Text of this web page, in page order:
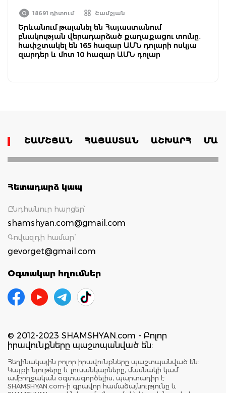
18691 դիտում Շամշյան
Երևանում թալանել են Հայաստանում
բնակության վերադարձած քաղաքացու տունը․
հափշտակել են 165 հազար ԱՄՆ դոլարի ոսկյա
զարդեր և մոտ 10 հազար ԱՄՆ դոլար
ՇԱՄՇՅԱՆ ՀԱՅԱՍՏԱՆ ԱՇԽԱՐՀ
Հետադարձ կապ
Ընդհանուր հարցեր՝
shamshyan.com@gmail.com
Գովազդի համար`
gevorget@gmail.com
Օգտակար հղումներ
© 2012-2023 SHAMSHYAN.com - Բոլոր
իրավունքները պաշտպանված են:
Հեղինակային բոլոր իրավունքները պաշտպանված են:
Կայքի նյութերը և լուսանկարները, մասնակի կամ
ամբողջական օգտագործելիս, պարտադիր է
SHAMSHYAN.com-ի գրավոր համաձայնությունը և